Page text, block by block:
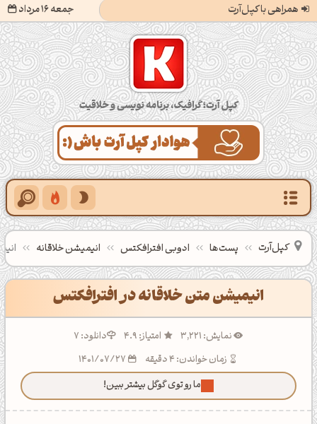
همراهی با کپل‌آرت جمعه 16 مرداد کپل‌آرت؛ گرافیک، برنامه‌نویسی و خلاقیت
کپل‌آرت پست‌ها ادوبی افترافکتس انیمیشن خلاقانه
انیمیشن متن خلاقانه در افترافکتس
نمایش: 3,221 امتیاز: 4.9
دانلود: 7
زمان خواندن: 4 دقیقه
ما رو توی گوگل بیشتر ببین!